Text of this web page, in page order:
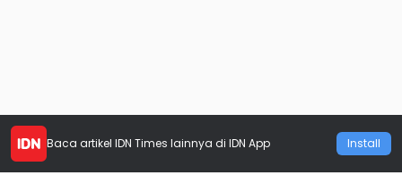
Baca artikel IDN Times lainnya di IDN App Install